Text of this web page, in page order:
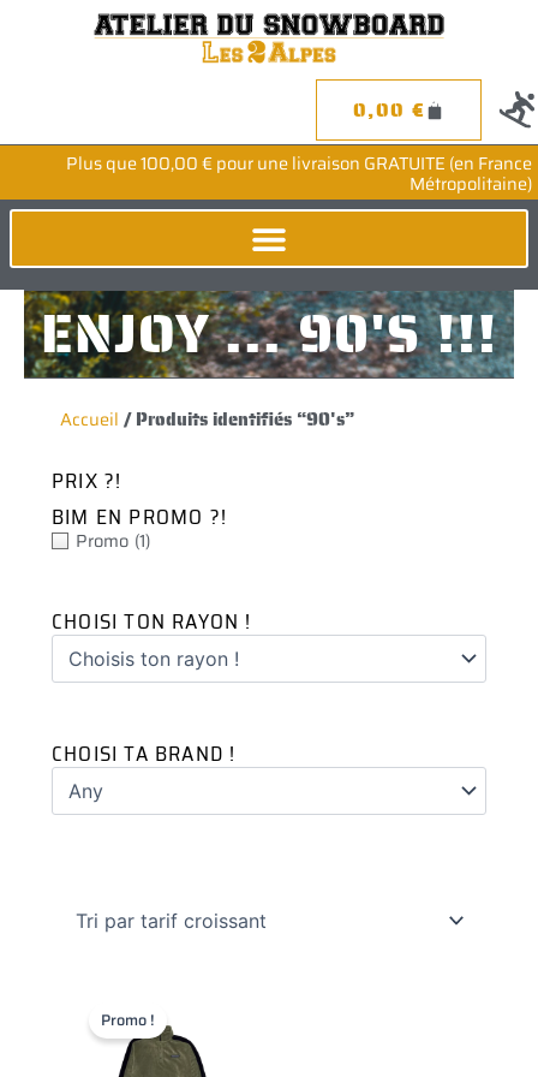
0,00 € 0
PANIER
Plus que100,00€pour une livraison GRATUITE (en France
Métropolitaine)
ENJOY ... 90'S !!!
Accueil / Produits identifiés “90's”
PRIX ?!
BIM EN PROMO ?!
Promo (1)
CHOISI TON RAYON !
CHOISI TA BRAND !
Promo !
était :
est :
a
plusieurs
variations.